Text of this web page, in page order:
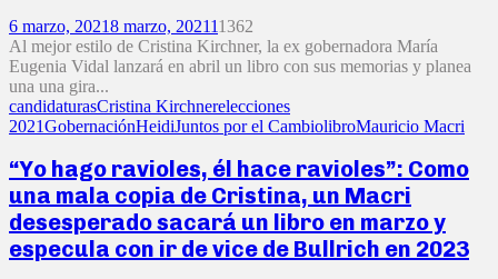
6 marzo, 20218 marzo, 202111362
Al mejor estilo de Cristina Kirchner, la ex gobernadora María
Eugenia Vidal lanzará en abril un libro con sus memorias y planea
una una gira...
candidaturasCristina Kirchnerelecciones
2021GobernaciónHeidiJuntos por el CambiolibroMauricio Macri
“Yo hago ravioles, él hace ravioles”: Como
una mala copia de Cristina, un Macri
desesperado sacará un libro en marzo y
especula con ir de vice de Bullrich en 2023